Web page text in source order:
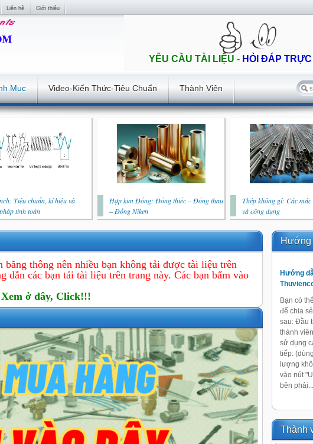
Liên hệ Giới thiệu
YÊU CẦU TÀI LIỆU - HỎI ĐÁP TRỰC
Mục Video-Kiến Thức-Tiêu Chuẩn Thành Viên
Tiêu chuẩn, kí hiệu và
tính toán
Hợp kim Đồng: Đồng thiếc – Đồng thau
– Đồng Niken
Thép không gỉ: Các
và công dụng
băng thông nên nhiều bạn không tải được tài liệu trên
các bạn tải tài liệu trên trang này. Các bạn bấm vào
Xem ở đây, Click!!!
Hướng
Hướng
Bạn có
để chia
sau: Đầu
thành
sử dụng
tiếp:
lượng
vào nút
bên phải...
Thành